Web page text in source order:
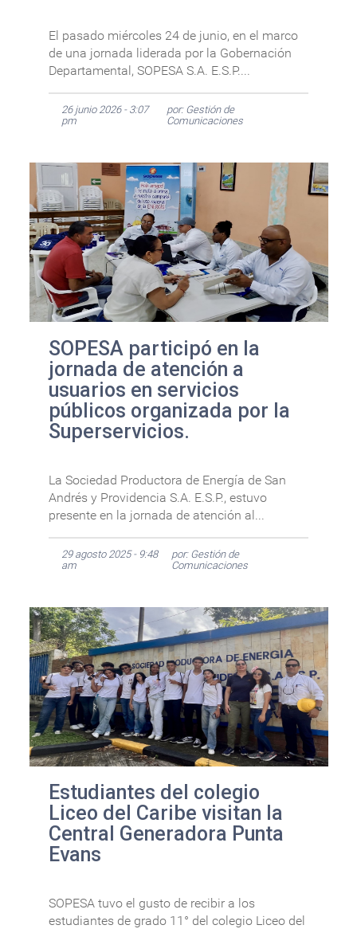
El pasado miércoles 24 de junio, en el marco
de una jornada liderada por la Gobernación
Departamental, SOPESA S.A. E.S.P....
26 junio 2026 - 3:07
pm
por: Gestión de
Comunicaciones
SOPESA participó en la
jornada de atención a
usuarios en servicios
públicos organizada por la
Superservicios.
La Sociedad Productora de Energía de San
Andrés y Providencia S.A. E.S.P., estuvo
presente en la jornada de atención al...
29 agosto 2025 - 9:48
am
por: Gestión de
Comunicaciones
Estudiantes del colegio
Liceo del Caribe visitan la
Central Generadora Punta
Evans
SOPESA tuvo el gusto de recibir a los
estudiantes de grado 11° del colegio Liceo del